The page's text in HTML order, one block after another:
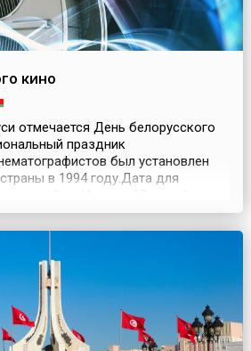
кино
отмечается День белорусского
праздник
был установлен
в 1994 году.Дата для
Совета Народных
в БССР». В тот же